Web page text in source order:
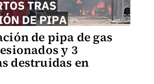
de pipa de gas
y 3
destruidas en